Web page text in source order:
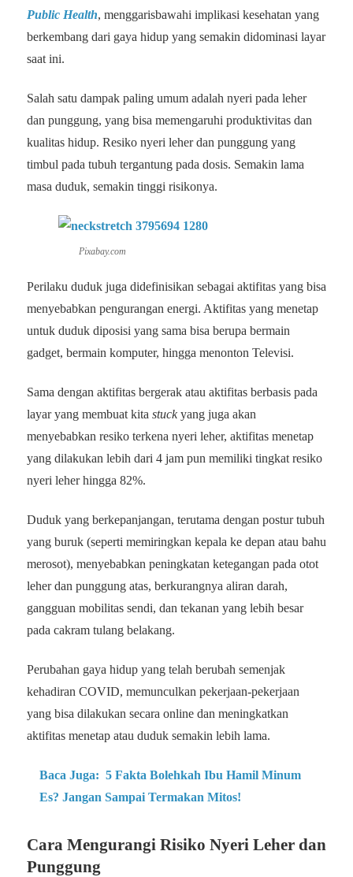
Public Health, menggarisbawahi implikasi kesehatan yang
berkembang dari gaya hidup yang semakin didominasi layar
saat ini.
Salah satu dampak paling umum adalah nyeri pada leher
dan punggung, yang bisa memengaruhi produktivitas dan
kualitas hidup. Resiko nyeri leher dan punggung yang
timbul pada tubuh tergantung pada dosis. Semakin lama
masa duduk, semakin tinggi risikonya.
Pixabay.com
Perilaku duduk juga didefinisikan sebagai aktifitas yang bisa
menyebabkan pengurangan energi. Aktifitas yang menetap
untuk duduk diposisi yang sama bisa berupa bermain
gadget, bermain komputer, hingga menonton Televisi.
Sama dengan aktifitas bergerak atau aktifitas berbasis pada
layar yang membuat kita stuckyang juga akan
menyebabkan resiko terkena nyeri leher, aktifitas menetap
yang dilakukan lebih dari 4 jam pun memiliki tingkat resiko
nyeri leher hingga 82%.
Duduk yang berkepanjangan, terutama dengan postur tubuh
yang buruk (seperti memiringkan kepala ke depan atau bahu
merosot), menyebabkan peningkatan ketegangan pada otot
leher dan punggung atas, berkurangnya aliran darah,
gangguan mobilitas sendi, dan tekanan yang lebih besar
pada cakram tulang belakang.
Perubahan gaya hidup yang telah berubah semenjak
kehadiran COVID, memunculkan pekerjaan-pekerjaan
yang bisa dilakukan secara online dan meningkatkan
aktifitas menetap atau duduk semakin lebih lama.
Baca Juga: 5 Fakta Bolehkah Ibu Hamil Minum
Es? Jangan Sampai Termakan Mitos!
Cara Mengurangi Risiko Nyeri Leher dan
Punggung